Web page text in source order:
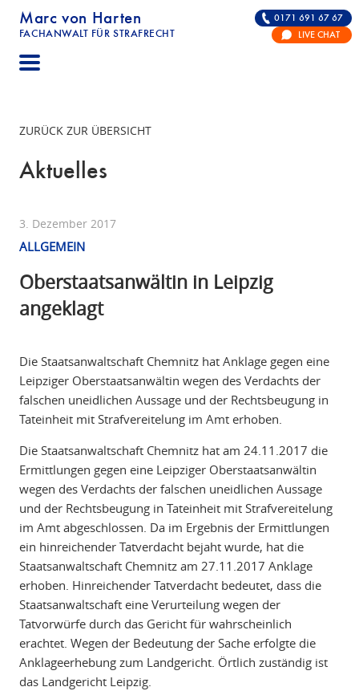
Marc von Harten
FACHANWALT FÜR STRAFRECHT
STRAFRECHT | RECHTSANWALT FÜR DIE
0171 691 67 67
LIVE CHAT
ZURÜCK ZUR ÜBERSICHT
Aktuelles
3. Dezember 2017
ALLGEMEIN
Oberstaatsanwältin in Leipzig
angeklagt
Die Staatsanwaltschaft Chemnitz hat Anklage gegen eine
Leipziger Oberstaatsanwältin wegen des Verdachts der
falschen uneidlichen Aussage und der Rechtsbeugung in
Tateinheit mit Strafvereitelung im Amt erhoben.
Die Staatsanwaltschaft Chemnitz hat am 24.11.2017 die
Ermittlungen gegen eine Leipziger Oberstaatsanwältin
wegen des Verdachts der falschen uneidlichen Aussage
und der Rechtsbeugung in Tateinheit mit Strafvereitelung
im Amt abgeschlossen. Da im Ergebnis der Ermittlungen
ein hinreichender Tatverdacht bejaht wurde, hat die
Staatsanwaltschaft Chemnitz am 27.11.2017 Anklage
erhoben. Hinreichender Tatverdacht bedeutet, dass die
Staatsanwaltschaft eine Verurteilung wegen der
Tatvorwürfe durch das Gericht für wahrscheinlich
erachtet. Wegen der Bedeutung der Sache erfolgte die
Anklageerhebung zum Landgericht. Örtlich zuständig ist
das Landgericht Leipzig.